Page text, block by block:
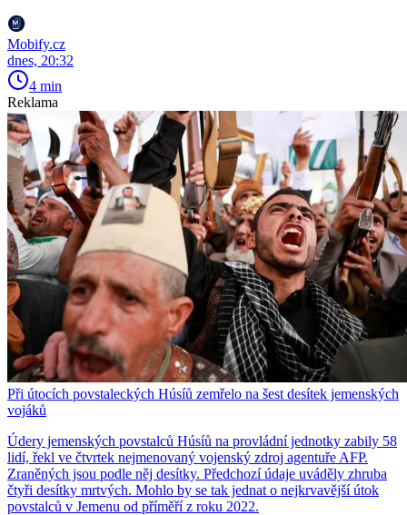
Mobify.cz
dnes, 20:32
4 min
Reklama
Při útocích povstaleckých Húsíů zemřelo na šest desítek jemenských
vojáků
Údery jemenských povstalců Húsíů na provládní jednotky zabily 58
lidí, řekl ve čtvrtek nejmenovaný vojenský zdroj agentuře AFP.
Zraněných jsou podle něj desítky. Předchozí údaje uváděly zhruba
čtyři desítky mrtvých. Mohlo by se tak jednat o nejkrvavější útok
povstalců v Jemenu od příměří z roku 2022.